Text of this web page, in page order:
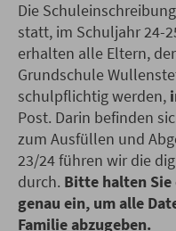
Die
statt, im Schuljahr 24-
erhalten alle Eltern,
Grundschule
schulpflichtig werden,
Post. Darin befinden
zum Ausfüllen und
23/24 führen wir die
durch. Bitte halten Sie
genau ein, um alle
Familie abzugeben.